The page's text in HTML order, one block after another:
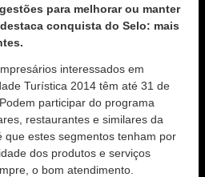
para melhorar ou manter
conquista do Selo: mais
interessados em
Turística 2014 têm até 31 de
participar do programa
restaurantes e similares da
que estes segmentos tenham por
dos produtos e serviços
o bom atendimento.